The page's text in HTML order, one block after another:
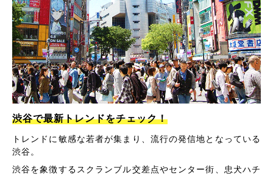
渋谷で最新トレンドをチェック！
トレンドに敏感な若者が集まり、流行の発信地となっている
渋谷。
渋谷を象徴するスクランブル交差点やセンター街、忠犬ハチ